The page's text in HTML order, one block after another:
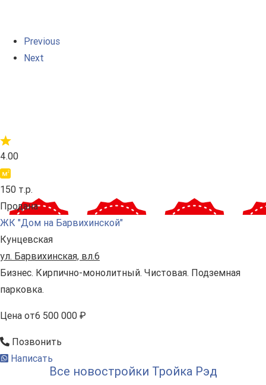
Previous
Next
4.00
150 т.р.
Продана
ЖК "Дом на Барвихинской"
Кунцевская
ул. Барвихинская, вл.6
Бизнес. Кирпично-монолитный. Чистовая. Подземная
парковка.
Цена от6 500 000 ₽
Позвонить
Написать
Все новостройки Тройка Рэд